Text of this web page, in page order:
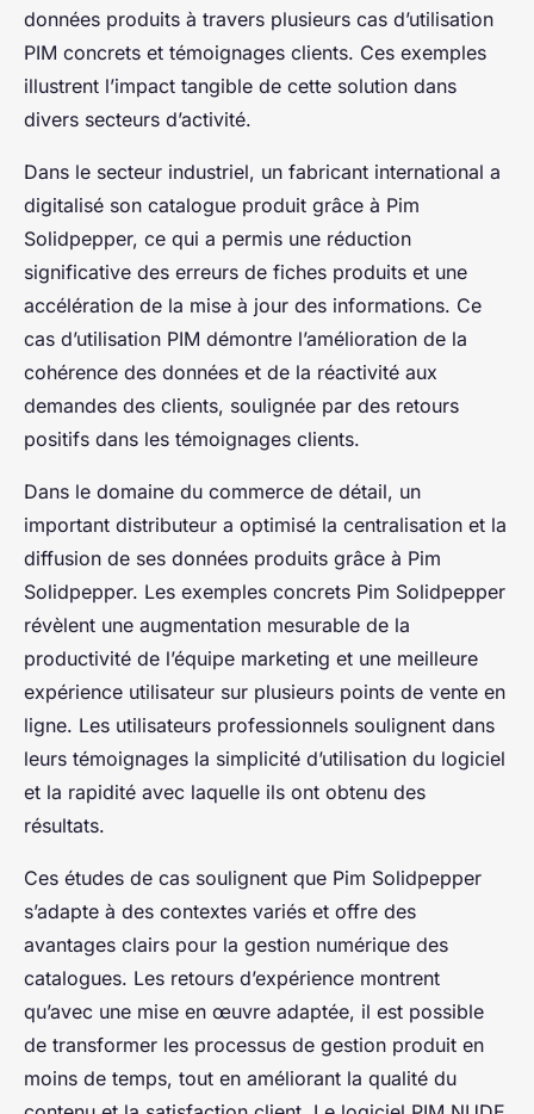
données produits à travers plusieurs cas d’utilisation
PIM concrets et témoignages clients. Ces exemples
illustrent l’impact tangible de cette solution dans
divers secteurs d’activité.
Dans le secteur industriel, un fabricant international a
digitalisé son catalogue produit grâce à Pim
Solidpepper, ce qui a permis une réduction
significative des erreurs de fiches produits et une
accélération de la mise à jour des informations. Ce
cas d’utilisation PIM démontre l’amélioration de la
cohérence des données et de la réactivité aux
demandes des clients, soulignée par des retours
positifs dans les témoignages clients.
Dans le domaine du commerce de détail, un
important distributeur a optimisé la centralisation et la
diffusion de ses données produits grâce à Pim
Solidpepper. Les exemples concrets Pim Solidpepper
révèlent une augmentation mesurable de la
productivité de l’équipe marketing et une meilleure
expérience utilisateur sur plusieurs points de vente en
ligne. Les utilisateurs professionnels soulignent dans
leurs témoignages la simplicité d’utilisation du logiciel
et la rapidité avec laquelle ils ont obtenu des
résultats.
Ces études de cas soulignent que Pim Solidpepper
s’adapte à des contextes variés et offre des
avantages clairs pour la gestion numérique des
catalogues. Les retours d’expérience montrent
qu’avec une mise en œuvre adaptée, il est possible
de transformer les processus de gestion produit en
moins de temps, tout en améliorant la qualité du